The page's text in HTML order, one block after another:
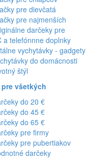
pre dievčatá
pre najmenších
darčeky pre
a telefónnne doplnky
vychytávky - gadgety
do domácnosti
štýl
pre všetkých
do 20 €
do 45 €
do 65 €
pre firmy
pre pubertiakov
darčeky